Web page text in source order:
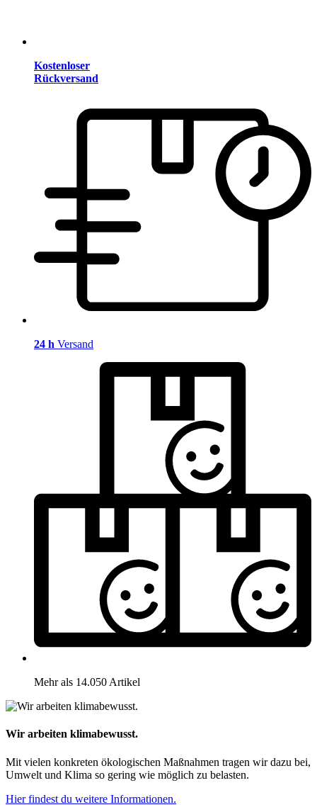
Kostenloser
Rückversand
24 h Versand
Mehr als 14.050 Artikel
Wir arbeiten klimabewusst.
Mit vielen konkreten ökologischen Maßnahmen tragen wir dazu bei,
Umwelt und Klima so gering wie möglich zu belasten.
Hier findest du weitere Informationen.